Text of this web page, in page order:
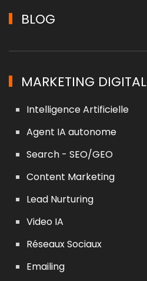
BLOG
MARKETING DIGITAL
Intelligence Artificielle
Agent IA autonome
Search - SEO/GEO
Content Marketing
Lead Nurturing
Video IA
Réseaux Sociaux
Emailing